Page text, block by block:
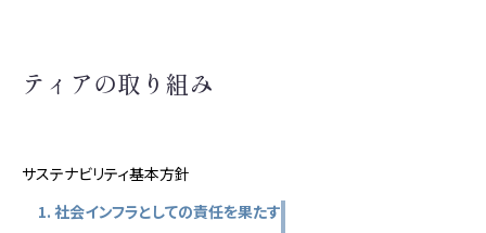
ティアの取り組み
サステナビリティ基本方針
1. 社会インフラとしての責任を果たす